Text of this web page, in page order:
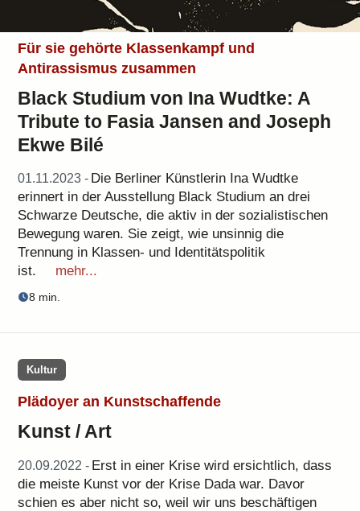
Für sie gehörte Klassenkampf und
Antirassismus zusammen
Black Studium von Ina Wudtke: A
Tribute to Fasia Jansen and Joseph
Ekwe Bilé
01.11.2023 - Die Berliner Künstlerin Ina Wudtke
erinnert in der Ausstellung Black Studium an drei
Schwarze Deutsche, die aktiv in der sozialistischen
Bewegung waren. Sie zeigt, wie unsinnig die
Trennung in Klassen- und Identitätspolitik
ist.
mehr...
8 min.
Kultur
Plädoyer an Kunstschaffende
Kunst / Art
20.09.2022 - Erst in einer Krise wird ersichtlich, dass
die meiste Kunst vor der Krise Dada war. Davor
schien es aber nicht so, weil wir uns beschäftigen